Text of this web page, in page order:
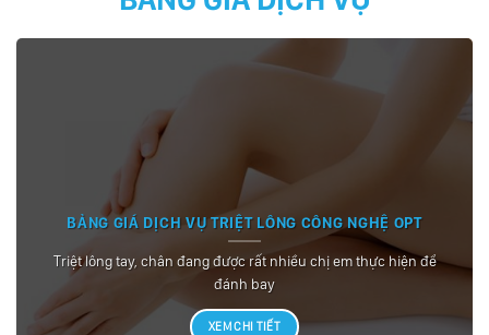
BẢNG GIÁ DỊCH VỤ TRIỆT LÔNG CÔNG NGHỆ OPT
Triệt lông tay, chân đang được rất nhiều chị em thực hiện để
đánh bay
XEM CHI TIẾT